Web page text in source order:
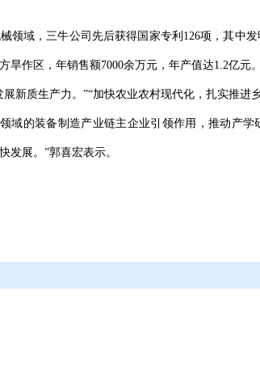
领域，三牛公司先后获得国家专利126项，其中
作区，年销售额7000余万元，年产值达1.2亿元。
新质生产力。”“加快农业农村现代化，扎实推进
域的装备制造产业链主企业引领作用，推动产
发展。”郭喜宏表示。